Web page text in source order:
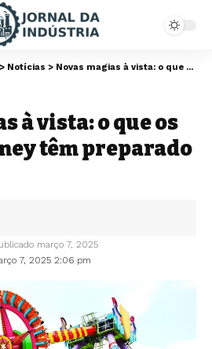
> Notícias > Novas magias à vista: o que os parques Disney têm preparado para você
à vista: o que os
têm preparado
7, 2025 2:06 pm
março 7, 2025